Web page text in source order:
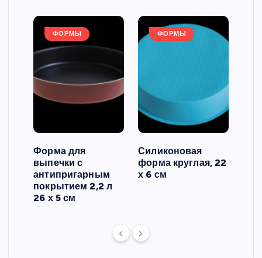
ФОРМЫ
Форма для
выпечки с
антипригарным
покрытием 2,2 л
26 х 5 см
ФОРМЫ
Силиконовая
форма круглая, 22
х 6 см